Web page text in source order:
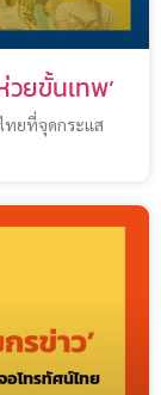
ยขั้นเทพ’
ทยที่จุดกระแส